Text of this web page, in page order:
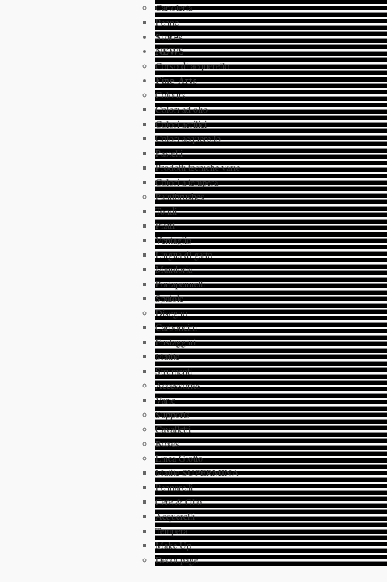
Cartoleria
Penne
Stores
NEWS
Corso di acquerello
Fine Arts
Colours
Colori ad olio
Colori acrilici
Colori acquerello
Pastelli
Prodotti tecniche varie
Colori a tempera
Paintbrushes
Tondi
Piatti
Ventaglio
Lingua di gatto
Mandorla
Portapennelli
Spatole
Disegno
Carboncini
Fustaggini
Matite
Strumenti
Accessories
Varie
Supports
Cavalletti
Boxes
Linea Giotto
Matite SUPERMINA
Pennarelli
Cere & Olio
Acquerelli
Tempera
Make Up
Decoupage